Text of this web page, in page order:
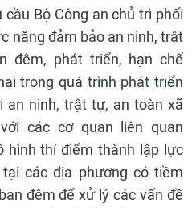
Bộ Công an chủ trì phối
năng đảm bảo an ninh, trật
đêm, phát triển, hạn chế
trong quá trình phát triển
an ninh, trật tự, an toàn xã
các cơ quan liên quan
hình thí điểm thành lập lực
các địa phương có tiềm
đêm để xử lý các vấn đề